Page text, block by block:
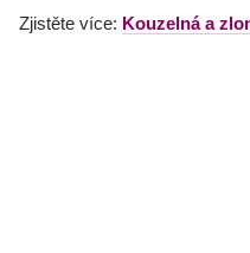
Zjistěte více: Kouzelná a